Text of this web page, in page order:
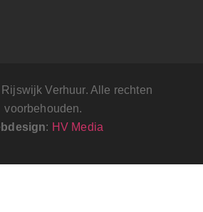
Verhuur. Alle rechten
voorbehouden.
: HV Media